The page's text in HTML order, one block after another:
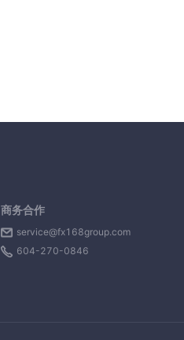
商务合作
service@fx168group.com
604-270-0846